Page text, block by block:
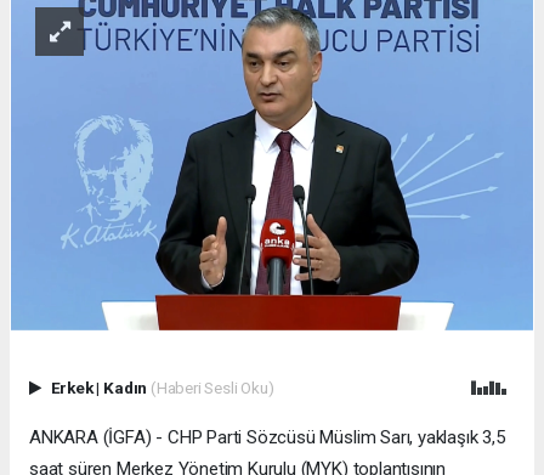
Erkek| Kadın (Haberi Sesli Oku)
ANKARA (İGFA) - CHP Parti Sözcüsü Müslim Sarı, yaklaşık 3,5
saat süren Merkez Yönetim Kurulu (MYK) toplantısının